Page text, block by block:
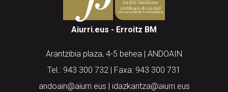
Aiurri.eus - Erroitz BM
Arantzibia plaza, 4-5 behea | ANDOAIN
Tel.: 943 300 732 | Faxa: 943 300 731
andoain@aiurri.eus | idazkaritza@aiurri.eus